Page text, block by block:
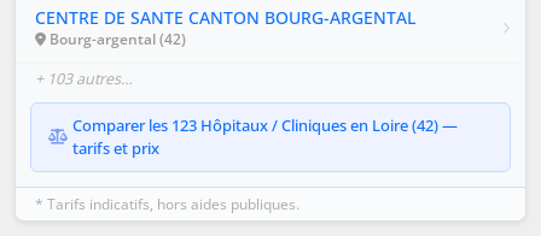
CENTRE DE SANTE CANTON BOURG-ARGENTAL
Bourg-argental (42)
+ 103 autres…
Comparer les 123 Hôpitaux / Cliniques en Loire (42) —
tarifs et prix
* Tarifs indicatifs, hors aides publiques.